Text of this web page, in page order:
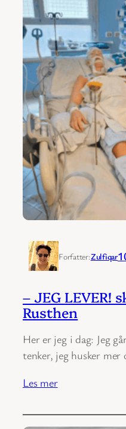
Forfatter:Zulfiqar
– JEG LEVER!
Rusthen
Her er jeg i dag: Jeg
tenker, jeg husker mer
Les mer